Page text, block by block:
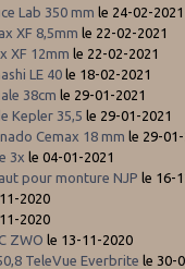
Lab 350 mm le 24-02-2021
XF 8,5mm le 22-02-2021
XF 12mm le 22-02-2021
LE 40 le 18-02-2021
38cm le 29-01-2021
Kepler 35,5 le 29-01-2021
Cemax 18 mm le 29-01-
3x le 04-01-2021
pour monture NJP le 16-
2020
2020
ZWO le 13-11-2020
TeleVue Everbrite le 30-